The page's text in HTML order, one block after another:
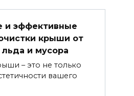
и эффективные
крыши от
льда и мусора
– это не только
вашего